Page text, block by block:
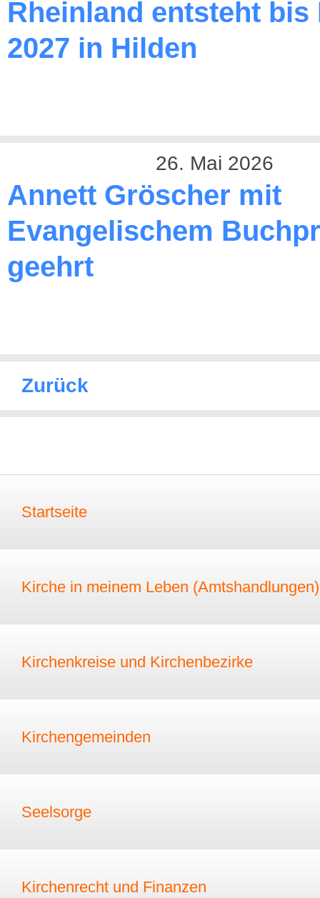
Rheinland entsteht bis
2027 in Hilden
26. Mai 2026
Annett Gröscher mit
Evangelischem
geehrt
Zurück
Startseite
Kirche in meinem Leben (Amtshandlungen)
Kirchenkreise und Kirchenbezirke
Kirchengemeinden
Seelsorge
Kirchenrecht und Finanzen